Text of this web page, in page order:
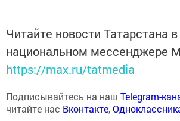
Читайте новости Татарстана в
национальном мессенджере
https://max.ru/tatmedia
Подписывайтесь на наш Telegram-
читайте нас Вконтакте,